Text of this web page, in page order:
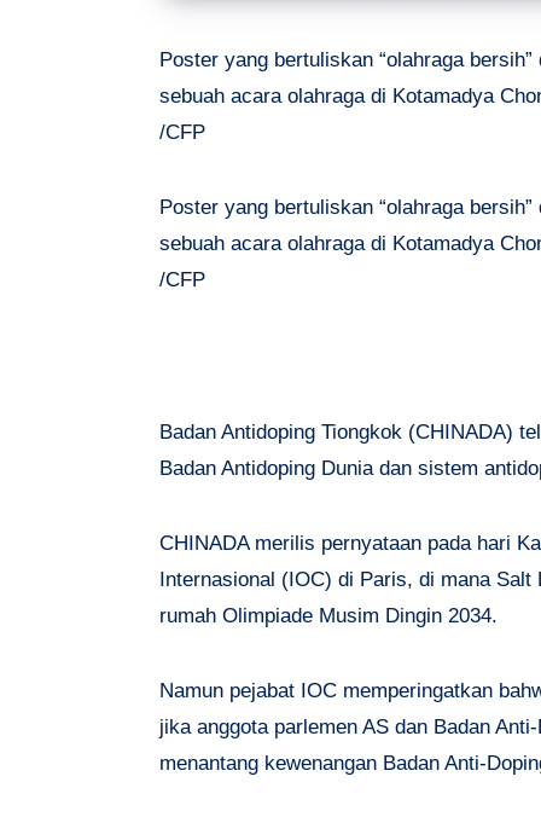
Poster yang bertuliskan “olahraga
sebuah acara olahraga di Kotamadya
/CFP
Poster yang bertuliskan “olahraga
sebuah acara olahraga di Kotamadya
/CFP
Badan Antidoping Tiongkok (CHINADA)
Badan Antidoping Dunia dan sistem
CHINADA merilis pernyataan pada hari
Internasional (IOC) di Paris, di mana
rumah Olimpiade Musim Dingin 2034.
Namun pejabat IOC memperingatkan
jika anggota parlemen AS dan Badan
menantang kewenangan Badan Anti-